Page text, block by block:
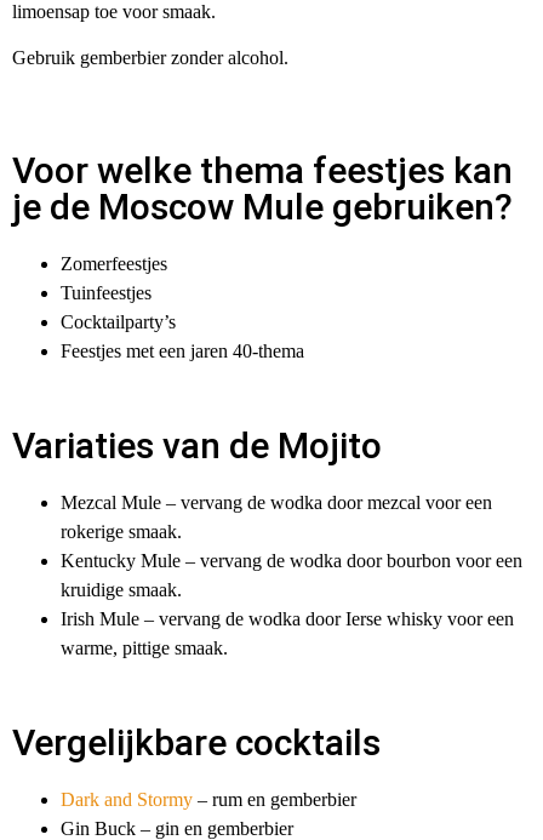
limoensap toe voor smaak.
Gebruik gemberbier zonder alcohol.
Voor welke thema feestjes kan
je de Moscow Mule gebruiken?
Zomerfeestjes
Tuinfeestjes
Cocktailparty’s
Feestjes met een jaren 40-thema
Variaties van de Mojito
Mezcal Mule – vervang de wodka door mezcal voor een
rokerige smaak.
Kentucky Mule – vervang de wodka door bourbon voor een
kruidige smaak.
Irish Mule – vervang de wodka door Ierse whisky voor een
warme, pittige smaak.
Vergelijkbare cocktails
Dark and Stormy – rum en gemberbier
Gin Buck – gin en gemberbier